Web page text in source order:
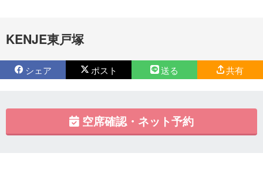
KENJE東戸塚
シェア ポスト 送る 共有
空席確認・ネット予約